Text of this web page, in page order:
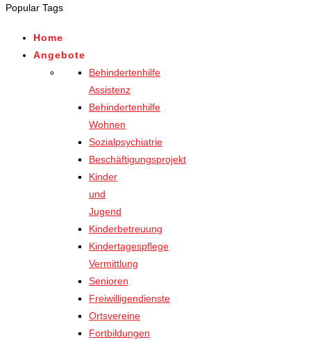
Popular Tags
Home
Angebote
Behindertenhilfe
Assistenz
Behindertenhilfe
Wohnen
Sozialpsychiatrie
Beschäftigungsprojekt
Kinder
und
Jugend
Kinderbetreuung
Kindertagespflege
Vermittlung
Senioren
Freiwilligendienste
Ortsvereine
Fortbildungen